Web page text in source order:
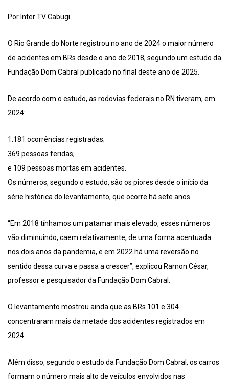
Por Inter TV Cabugi
O Rio Grande do Norte registrou no ano de 2024 o maior número
de acidentes em BRs desde o ano de 2018, segundo um estudo da
Fundação Dom Cabral publicado no final deste ano de 2025.
De acordo com o estudo, as rodovias federais no RN tiveram, em
2024:
1.181 ocorrências registradas;
369 pessoas feridas;
e 109 pessoas mortas em acidentes.
Os números, segundo o estudo, são os piores desde o início da
série histórica do levantamento, que ocorre há sete anos.
“Em 2018 tínhamos um patamar mais elevado, esses números
vão diminuindo, caem relativamente, de uma forma acentuada
nos dois anos da pandemia, e em 2022 há uma reversão no
sentido dessa curva e passa a crescer”, explicou Ramon César,
professor e pesquisador da Fundação Dom Cabral.
O levantamento mostrou ainda que as BRs 101 e 304
concentraram mais da metade dos acidentes registrados em
2024.
Além disso, segundo o estudo da Fundação Dom Cabral, os carros
formam o número mais alto de veículos envolvidos nas